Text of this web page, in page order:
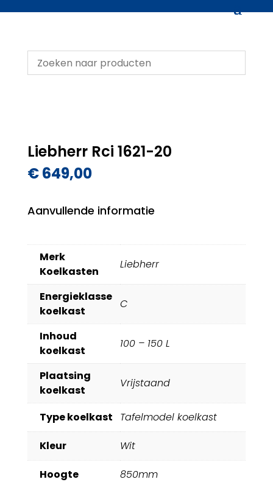
Liebherr Rci 1621-20
€649,00
Aanvullende informatie
Merk
Koelkasten
Liebherr
Energieklasse
koelkast
C
Inhoud
koelkast
100 – 150 L
Plaatsing
koelkast
Vrijstaand
Type koelkast Tafelmodel koelkast
Kleur Wit
Hoogte 850mm